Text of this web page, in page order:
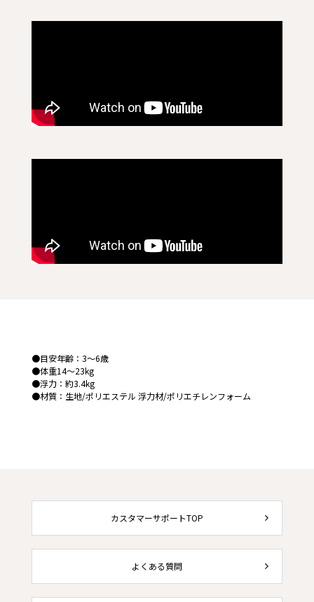
●目安年齢：3～6歳
●体重14～23kg
●浮力：約3.4kg
●材質：生地/ポリエステル 浮力材/ポリエチレンフォーム
カスタマーサポートTOP
よくある質問